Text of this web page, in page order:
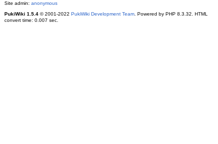
Site admin: anonymous
PukiWiki 1.5.4© 2001-2022 PukiWiki Development Team. Powered by PHP 8.3.32. HTML
convert time: 0.007 sec.